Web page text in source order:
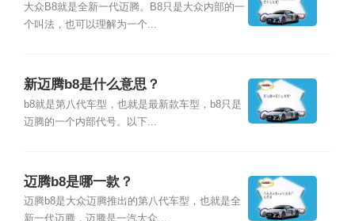
大众B8就是全新一代迈腾。B8只是大众内部的一
个叫法，也可以理解为一个...
新迈腾b8是什么意思？
b8就是第八代车型，也就是最新款车型，b8只是
迈腾的一个内部代号。以下...
迈腾b8是哪一款？
迈腾b8是大众迈腾推出的第八代车型，也就是全